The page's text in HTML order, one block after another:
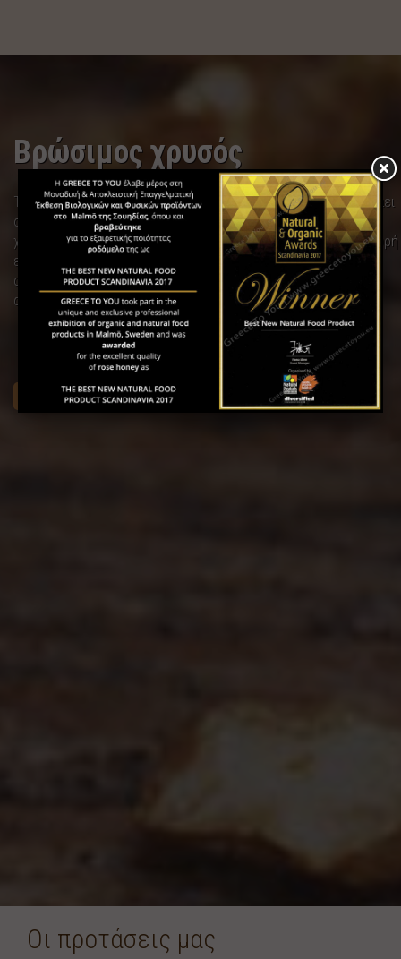
Βρώσιμος χρυσός
Το πολύτιμο μέταλλο έχει αντιοξειδωτικές ιδιότητες και βοηθάει
στην αναγέννηση των κυττάρων αλλά και στην ψυχική ευεξία. Ο
χρυσός μεταφέρεται μέσω της ουσίας γ-PGA, της οποίας η ισχυρή
ενυδατική φόρμουλα συγκρατεί την υγρασία για ένα υγιές και
απαλό δέρμα. Ο χρυσός προλαμβάνει την πρόωρη γήρανση,
αντιμετωπίζοντας δραστικά τις ελεύθερες ρίζες.
μάθετε περισσότερα
Οι προτάσεις μας